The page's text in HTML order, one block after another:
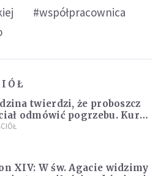
#współpracownica
twierdzi, że proboszcz
odmówić pogrzebu. Kuria
wyjaśnienia
XIV: W św. Agacie widzimy